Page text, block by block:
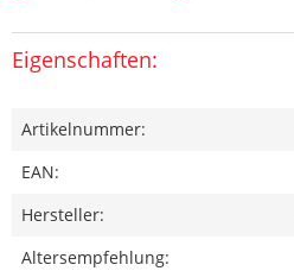
Eigenschaften:
Artikelnummer:
EAN:
Hersteller:
Altersempfehlung: